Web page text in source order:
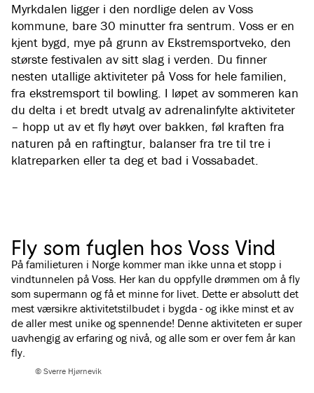
Myrkdalen ligger i den nordlige delen av Voss
kommune, bare 30 minutter fra sentrum. Voss er en
kjent bygd, mye på grunn av Ekstremsportveko, den
største festivalen av sitt slag i verden. Du finner
nesten utallige aktiviteter på Voss for hele familien,
fra ekstremsport til bowling. I løpet av sommeren kan
du delta i et bredt utvalg av adrenalinfylte aktiviteter
– hopp ut av et fly høyt over bakken, føl kraften fra
naturen på en raftingtur, balanser fra tre til tre i
klatreparken eller ta deg et bad i Vossabadet.
Fly som fuglen hos Voss Vind
På familieturen i Norge kommer man ikke unna et stopp i
vindtunnelen på Voss. Her kan du oppfylle drømmen om å fly
som supermann og få et minne for livet. Dette er absolutt det
mest værsikre aktivitetstilbudet i bygda - og ikke minst et av
de aller mest unike og spennende! Denne aktiviteten er super
uavhengig av erfaring og nivå, og alle som er over fem år kan
fly.
© Sverre Hjørnevik